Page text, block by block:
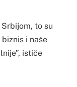
to su
i naše
ističe